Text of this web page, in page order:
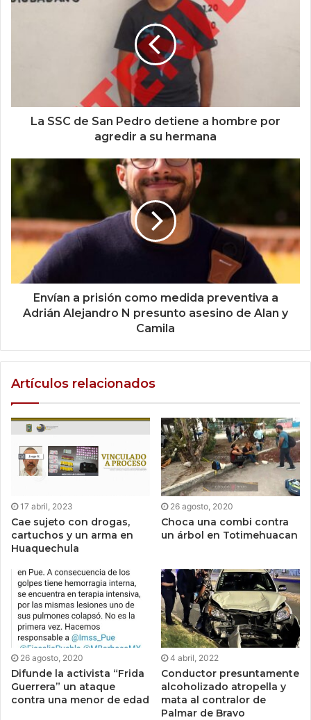
La SSC de San Pedro detiene a hombre por
agredir a su hermana
Envían a prisión como medida preventiva a
Adrián Alejandro N presunto asesino de Alan y
Camila
Artículos relacionados
17 abril, 2023
Cae sujeto con drogas,
cartuchos y un arma en
Huaquechula
26 agosto, 2020
Choca una combi contra
un árbol en Totimehuacan
26 agosto, 2020
Difunde la activista “Frida
Guerrera” un ataque
contra una menor de edad
4 abril, 2022
Conductor presuntamente
alcoholizado atropella y
mata al contralor de
Palmar de Bravo